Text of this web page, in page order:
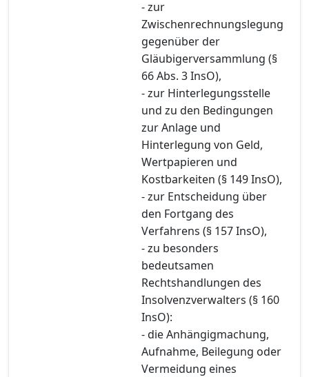
- zur
Zwischenrechnungslegung
gegenüber der
Gläubigerversammlung (§
66 Abs. 3 InsO),
- zur Hinterlegungsstelle
und zu den Bedingungen
zur Anlage und
Hinterlegung von Geld,
Wertpapieren und
Kostbarkeiten (§ 149 InsO),
- zur Entscheidung über
den Fortgang des
Verfahrens (§ 157 InsO),
- zu besonders
bedeutsamen
Rechtshandlungen des
Insolvenzverwalters (§ 160
InsO):
- die Anhängigmachung,
Aufnahme, Beilegung oder
Vermeidung eines